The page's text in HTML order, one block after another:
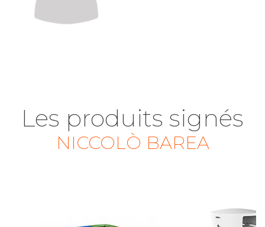
Les produits signés
NICCOLÒ BAREA